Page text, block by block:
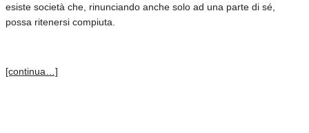
esiste società che, rinunciando anche solo ad una parte di sé,
possa ritenersi compiuta.
[continua…]